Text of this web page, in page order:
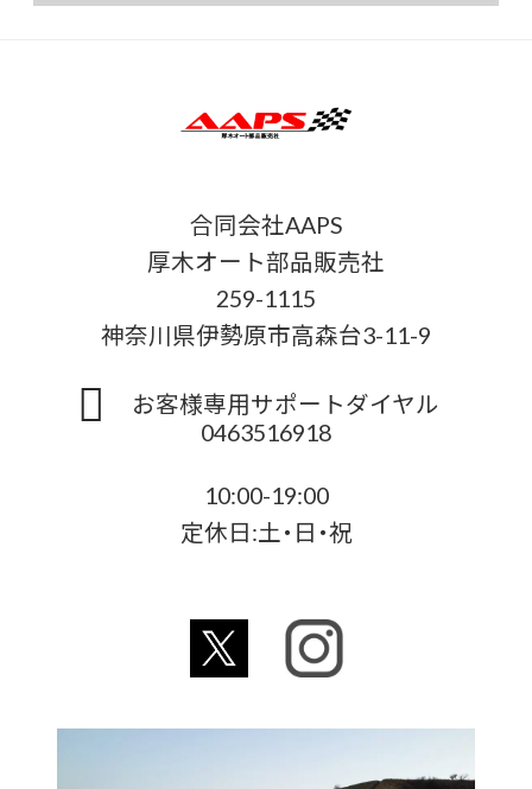
合同会社AAPS
厚木オート部品販売社
259-1115
神奈川県伊勢原市高森台3-11-9
お客様専用サポートダイヤル
0463516918
10:00-19:00
定休日:土・日・祝